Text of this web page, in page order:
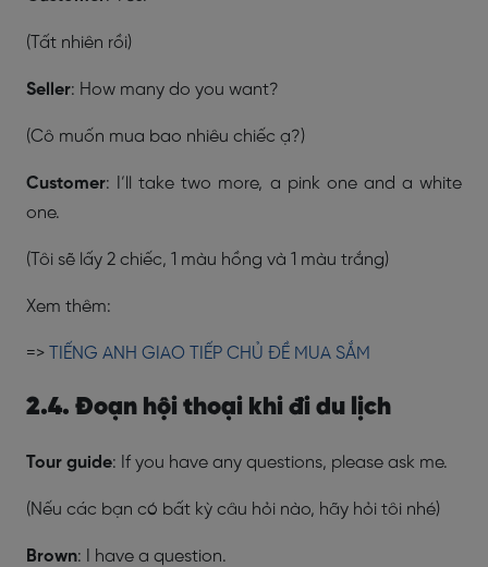
(Tất nhiên rồi)
Seller: How many do you want?
(Cô muốn mua bao nhiêu chiếc ạ?)
Customer: I’ll take two more, a pink one and a white
one.
(Tôi sẽ lấy 2 chiếc, 1 màu hồng và 1 màu trắng)
Xem thêm:
=> TIẾNG ANH GIAO TIẾP CHỦ ĐỀ MUA SẮM
2.4. Đoạn hội thoại khi đi du lịch
Tour guide: If you have any questions, please ask me.
(Nếu các bạn có bất kỳ câu hỏi nào, hãy hỏi tôi nhé)
Brown: I have a question.